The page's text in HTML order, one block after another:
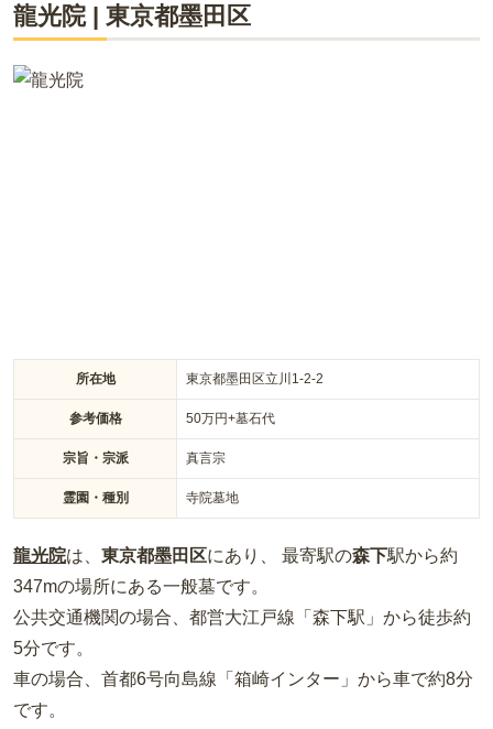
下町情緒あふれる街並みに立つ現代的な寺院で、人気の「浅
草」も徒歩圏内にあり、お参り後の街歩きも楽しむことができ
龍光院| 東京都墨田区
所在地 東京都墨田区立川1-2-2
参考価格 50万円+墓石代
宗旨・宗派 真言宗
霊園・種別 寺院墓地
龍光院は、 東京都墨田区にあり、 最寄駅の森下駅から約
347mの場所にある一般墓です。
公共交通機関の場合 、都営大江戸線「森下駅」から徒歩約
5分です。
車の場合 、首都6号向島線「箱崎インター」から車で約8分
です。